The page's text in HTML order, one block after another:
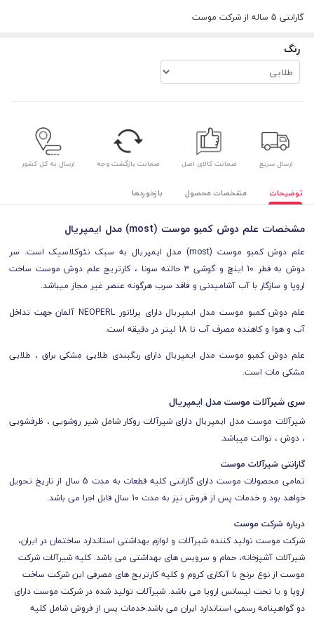
گارانتی 5 ساله از شرکت موست
رنگ
ارسال سریع ضمانت کالای اصل ضمانت بازگشت وجه ارسال به کل کشور
توضیحات مشخصات محصول بازخوردها
مشخصات علم دوش کمبو موست (most) مدل ایمپریال
علم دوش کمبو موست (most) مدل ایمپریال به سبک نئوکلاسیک است. سر
دوش به قطر 10 اینچ و گوشی 3 حالته سونا ، کارتریج علم دوش موست ساخت
اروپا و سازگار با آب آشامیدنی و فاقد سرب هرگونه عنصر غیر مجاز میباشد.
علم دوش کمبو موست مدل ایمپریال دارای پرلاتور NEOPERL آلمان جهت تداخل
آب و هوا و کاهنده مصرف آب تا 18 لیتر در دقیقه است.
علم دوش کمبو موست مدل ایمپریال دارای رنگبندی طلایی مشکی براق ، طلایی
مشکی مات است.
سری شیرآلات موست مدل ایمپریال
شیرآلات موست مدل ایمپریال دارای شیرآلات روکار شامل شیر روشویی ، ظرفشویی
، دوش ، توالت میباشد.
گارانتی شیرآلات موست
تمامی محصولات موست دارای گارانتی کلیه قطعات به مدت 5 سال از تاریخ تحویل
خواهد بود و خدمات پس از فروش نیز به مدت 10 سال قابل اجرا می باشد.
درباره شرکت موست
شرکت موستتولید کننده شیرآلات و لوازم بهداشتی استاندارد ساختمان در ایران،
شیرآلات آشپزخانه، حمام و سرویس های بهداشتی می باشد.کلیه شیرآلات شرکت
موست از نوع برنج با آبکاری کروم و کلیه کارتریج های مصرفی این شرکت ساخت
اروپا و یا تحت لیسانس اروپا می باشد. شیرآلات تولید شده در شرکت موست دارای
دو گواهینامه رسمی استاندارد ایران می باشد.خدمات پس از فروش شامل کلیه